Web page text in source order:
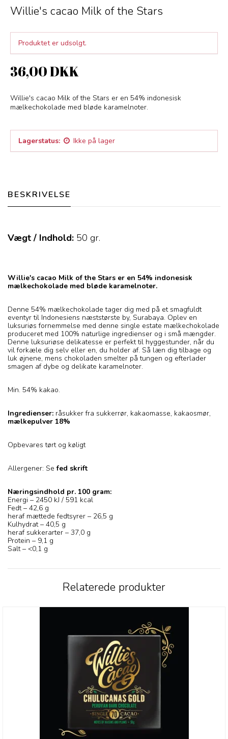
Willie's cacao Milk of the Stars
Produktet er udsolgt.
36,00 DKK
Willie's cacao Milk of the Stars er en 54% indonesisk
mælkechokolade med bløde karamelnoter.
Lagerstatus: Ikke på lager
BESKRIVELSE
Vægt / Indhold: 50 gr.
Willie's cacao Milk of the Stars er en 54% indonesisk
mælkechokolade med bløde karamelnoter.
Denne 54% mælkechokolade tager dig med på et smagfuldt
eventyr til Indonesiens næststørste by, Surabaya. Oplev en
luksuriøs fornemmelse med denne single estate mælkechokolade
produceret med 100% naturlige ingredienser og i små mængder.
Denne luksuriøse delikatesse er perfekt til hyggestunder, når du
vil forkæle dig selv eller en, du holder af. Så læn dig tilbage og
luk øjnene, mens chokoladen smelter på tungen og efterlader
smagen af dybe og delikate karamelnoter.
Min. 54% kakao.
Ingredienser: råsukker fra sukkerrør, kakaomasse, kakaosmør,
mælkepulver 18%
Opbevares tørt og køligt
Allergener: Sefed skrift
Næringsindhold pr. 100 gram:
Energi – 2450 kJ / 591 kcal
Fedt – 42,6 g
heraf mættede fedtsyrer – 26,5 g
Kulhydrat – 40,5 g
heraf sukkerarter – 37,0 g
Protein – 9,1 g
Salt – <0,1 g
Relaterede produkter